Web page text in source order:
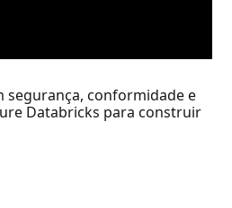
segurança, conformidade e
Databricks para construir